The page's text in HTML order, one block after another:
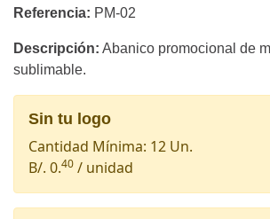
Referencia: PM-02
Descripción: Abanico promocional de
sublimable.
Sin tu logo
Cantidad Mínima: 12 Un.
B/. 0.40 / unidad